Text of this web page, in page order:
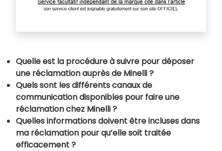
Quelle est la procédure à suivre pour déposer
une réclamation auprès de Minelli ?
Quels sont les différents canaux de
communication disponibles pour faire une
réclamation chez Minelli ?
Quelles informations doivent être incluses dans
ma réclamation pour qu’elle soit traitée
efficacement ?